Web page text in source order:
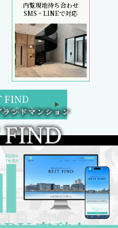
内覧現地待ち合わせ
SMS・LINEで対応
FIND
ペーン